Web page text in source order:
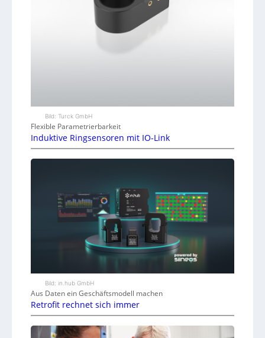
Bild: Turck GmbH
Flexible Parametrierbarkeit
Induktive Ringsensoren mit IO-Link
Bild: in.hub GmbH
Aus Daten ein Geschäftsmodell machen
Retrofit rechnet sich immer